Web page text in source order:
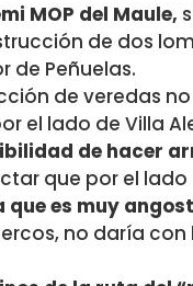
MOP del Maule,
de dos
de Peñuelas.
de veredas
el lado de Villa
de hacer
que por el lado
es muy
no daría